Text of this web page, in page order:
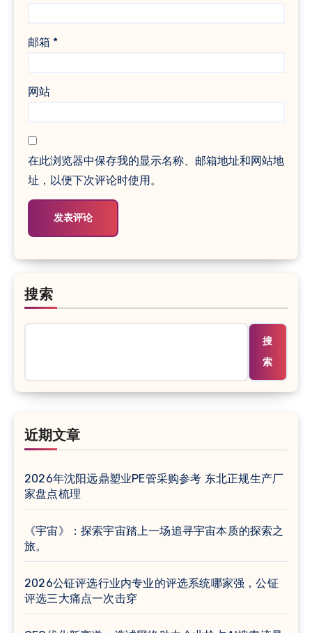
邮箱 *
网站
在此浏览器中保存我的显示名称、邮箱地址和网站地
址，以便下次评论时使用。
搜索
搜
索
近期文章
2026年沈阳远鼎塑业PE管采购参考 东北正规生产厂
家盘点梳理
《宇宙》：探索宇宙踏上一场追寻宇宙本质的探索之
旅。
2026公钲评选行业内专业的评选系统哪家强，公钲
评选三大痛点一次击穿